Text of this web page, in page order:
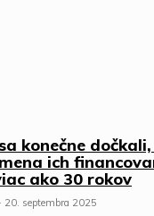
konečne
ich
ako 30 rokov
20. septembra 2025